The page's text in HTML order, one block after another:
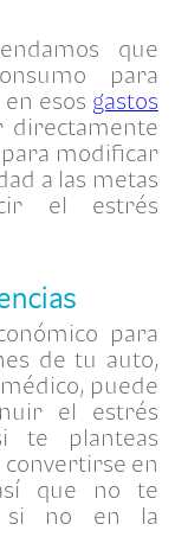
que
para
esos gastos
directamente
para modificar
a las metas
el estrés
para
de tu auto,
puede
el estrés
te planteas
convertirse en
que no te
si no en la